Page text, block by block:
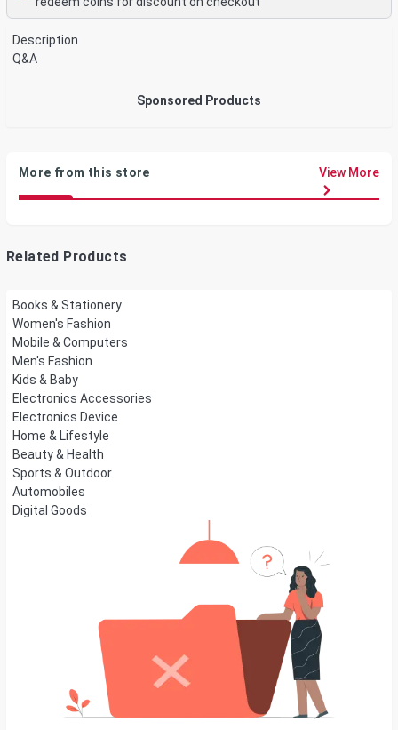
Description
Q&A
Sponsored Products
More from this store View More
Related Products
Books & Stationery
Women's Fashion
Mobile & Computers
Men's Fashion
Kids & Baby
Electronics Accessories
Electronics Device
Home & Lifestyle
Beauty & Health
Sports & Outdoor
Automobiles
Digital Goods